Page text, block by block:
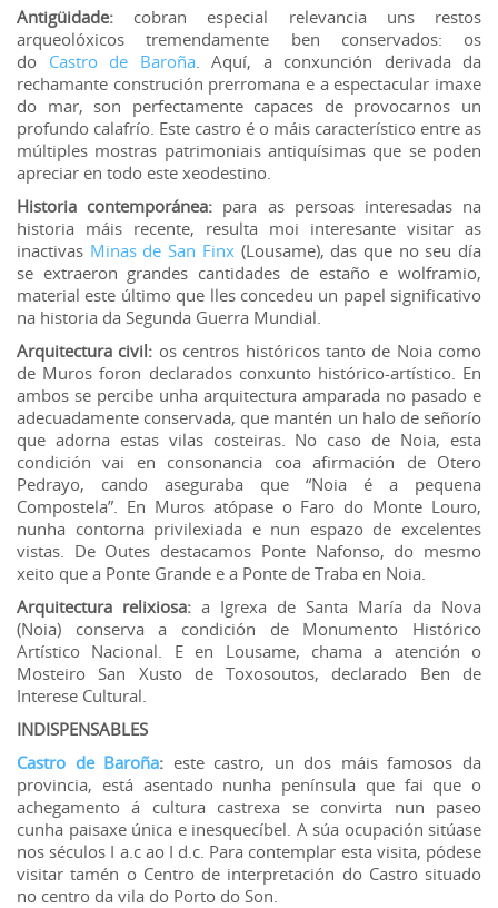
Antigüidade: cobran especial relevancia uns restos
arqueolóxicos tremendamente ben conservados: os
do Castro de Baroña . Aquí, a conxunción derivada da
rechamante construción prerromana e a espectacular imaxe
do mar, son perfectamente capaces de provocarnos un
profundo calafrío. Este castro é o máis característico entre as
múltiples mostras patrimoniais antiquísimas que se poden
apreciar en todo este xeodestino.
Historia contemporánea: para as persoas interesadas na
historia máis recente, resulta moi interesante visitar as
inactivas Minas de San Finx (Lousame), das que no seu día
se extraeron grandes cantidades de estaño e wolframio,
material este último que lles concedeu un papel significativo
na historia da Segunda Guerra Mundial.
Arquitectura civil: os centros históricos tanto de Noia como
de Muros foron declarados conxunto histórico-artístico. En
ambos se percibe unha arquitectura amparada no pasado e
adecuadamente conservada, que mantén un halo de señorío
que adorna estas vilas costeiras. No caso de Noia, esta
condición vai en consonancia coa afirmación de Otero
Pedrayo, cando aseguraba que “Noia é a pequena
Compostela”. En Muros atópase o Faro do Monte Louro,
nunha contorna privilexiada e nun espazo de excelentes
vistas. De Outes destacamos Ponte Nafonso, do mesmo
xeito que a Ponte Grande e a Ponte de Traba en Noia.
Arquitectura relixiosa: a Igrexa de Santa María da Nova
(Noia) conserva a condición de Monumento Histórico
Artístico Nacional. E en Lousame, chama a atención o
Mosteiro San Xusto de Toxosoutos, declarado Ben de
Interese Cultural.
INDISPENSABLES
Castro de Baroña: este castro, un dos máis famosos da
provincia, está asentado nunha península que fai que o
achegamento á cultura castrexa se convirta nun paseo
cunha paisaxe única e inesquecíbel. A súa ocupación sitúase
nos séculos I a.c ao I d.c. Para contemplar esta visita, pódese
visitar tamén o Centro de interpretación do Castro situado
no centro da vila do Porto do Son.